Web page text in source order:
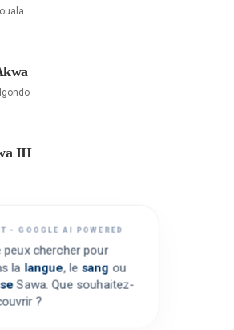
III
• GOOGLE AI POWERED
peux chercher pour
la langue, le sangou
Sawa. Que souhaitez-
?